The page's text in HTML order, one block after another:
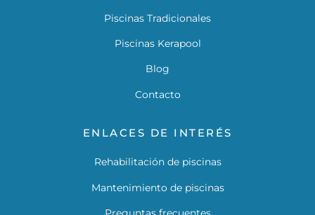
Piscinas Tradicionales
Piscinas Kerapool
Blog
Contacto
ENLACES DE INTERÉS
Rehabilitación de piscinas
Mantenimiento de piscinas